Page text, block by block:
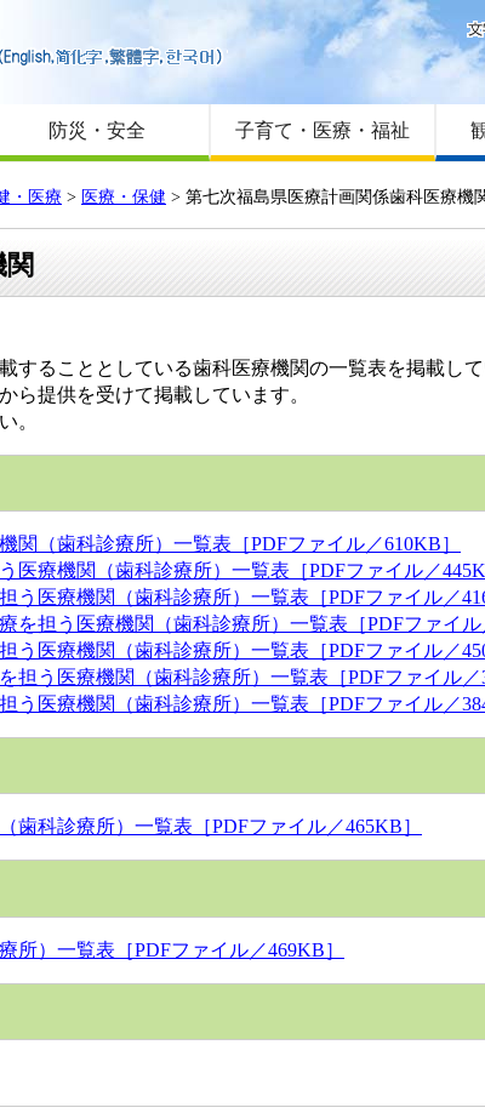
はじめての方へ
Foreign language
サイトマップ
防災・安全 子育て・医療・福祉
・医療 > 医療・保健 > 第七次福島県医療計画関係歯科医療機
ることとしている歯科医療機関の一覧表を掲載して
ら提供を受けて掲載しています。
。
（歯科診療所）一覧表［PDFファイル／610KB］
療機関（歯科診療所）一覧表［PDFファイル／
医療機関（歯科診療所）一覧表［PDFファイル／
担う医療機関（歯科診療所）一覧表［PDFファイル
医療機関（歯科診療所）一覧表［PDFファイル／
う医療機関（歯科診療所）一覧表［PDFファイル／
医療機関（歯科診療所）一覧表［PDFファイル／
科診療所）一覧表［PDFファイル／465KB］
）一覧表［PDFファイル／469KB］